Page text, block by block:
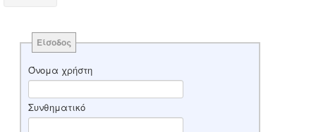
Είσοδος
Όνομα χρήστη
Συνθηματικό